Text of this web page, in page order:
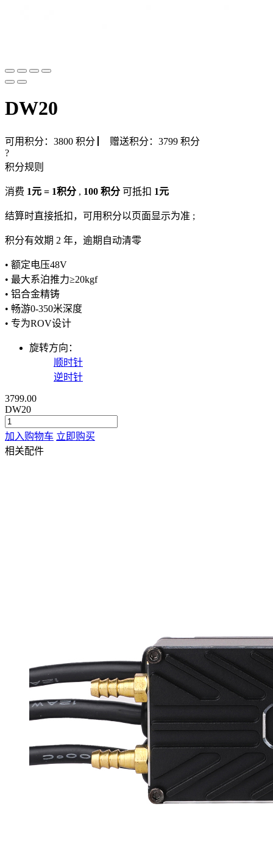
DW20
可用积分： 3800 积分 赠送积分： 3799 积分
?
积分规则
消费 1元 = 1积分 , 100 积分 可抵扣 1元
结算时直接抵扣，可用积分以页面显示为准 ;
积分有效期 2 年，逾期自动清零
• 额定电压48V
• 最大系泊推力≥20kgf
• 铝合金精铸
• 畅游0-350米深度
• 专为ROV设计
旋转方向：
顺时针
逆时针
3799.00
DW20
加入购物车 立即购买
相关配件